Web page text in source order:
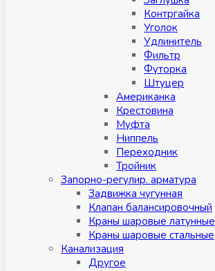
Контргайка
Уголок
Удлинитель
Фильтр
Футорка
Штуцер
Американка
Крестовина
Муфта
Ниппель
Переходник
Тройник
Запорно-регулир. арматура
Задвижка чугунная
Клапан балансировочный
Краны шаровые латунные
Краны шаровые стальные
Канализация
Другое